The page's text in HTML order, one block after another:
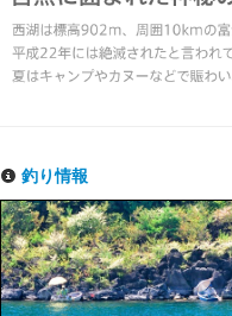
釣り情報